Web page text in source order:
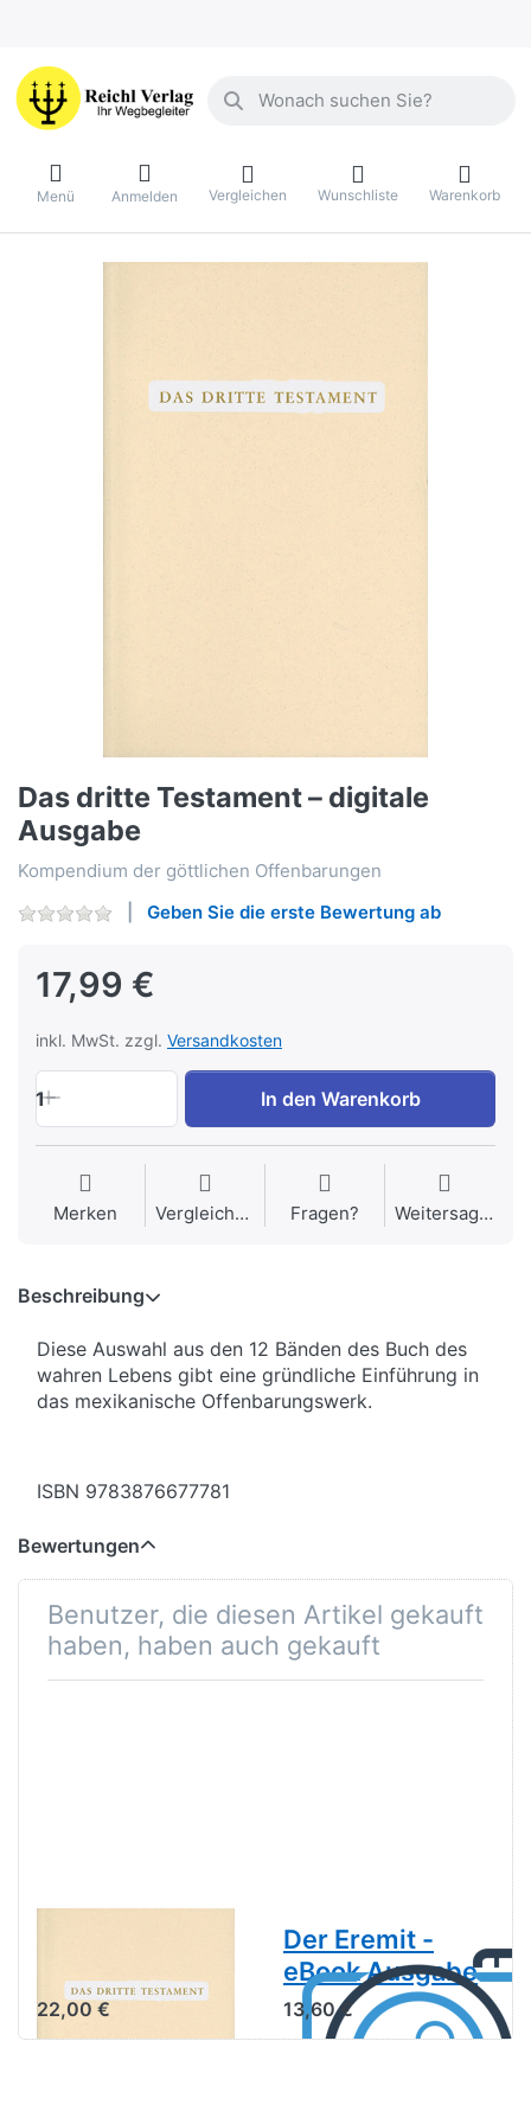
Geben Sie einen Suchbegriff ein.
Menü Anmelden Vergleichen Wunschliste Warenkorb
Das dritte Testament – digitale
Ausgabe
Kompendium der göttlichen Offenbarungen
Geben Sie die erste Bewertung ab
17,99 €
inkl. MwSt. zzgl. Versandkosten
1 In den Warenkorb
Merken Vergleichen Fragen? Weitersagen
Beschreibung
Diese Auswahl aus den 12 Bänden des Buch des
wahren Lebens gibt eine gründliche Einführung in
das mexikanische Offenbarungswerk.
ISBN 9783876677781
Bewertungen
Benutzer, die diesen Artikel gekauft
haben, haben auch gekauft
22,00 €
Der Eremit -
eBook Ausgabe
13,60 €